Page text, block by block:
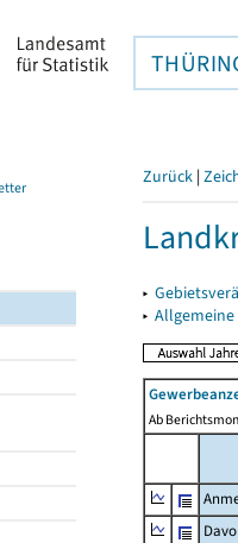
Zurück |
▸
▸
Ab